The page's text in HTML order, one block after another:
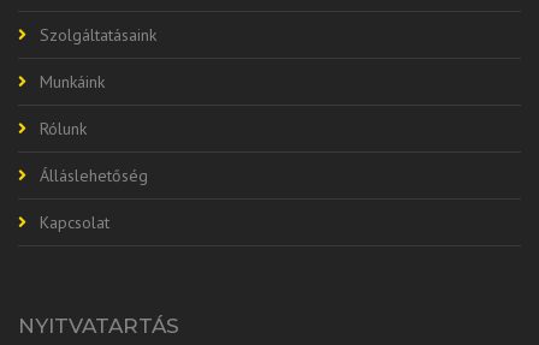
Szolgáltatásaink
Munkáink
Rólunk
Álláslehetőség
Kapcsolat
NYITVATARTÁS